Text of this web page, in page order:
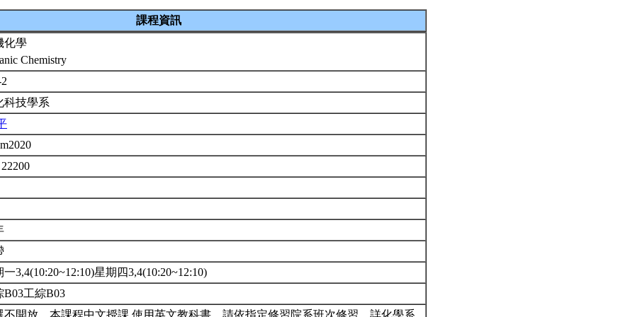
課程資訊
化學
Chemistry
科技學系
一3,4(10:20~12:10)星期四3,4(10:20~12:10)
B03工綜B03
不開放。本課程中文授課,使用英文教科書。請依指定修習院系班次修習。詳化學系